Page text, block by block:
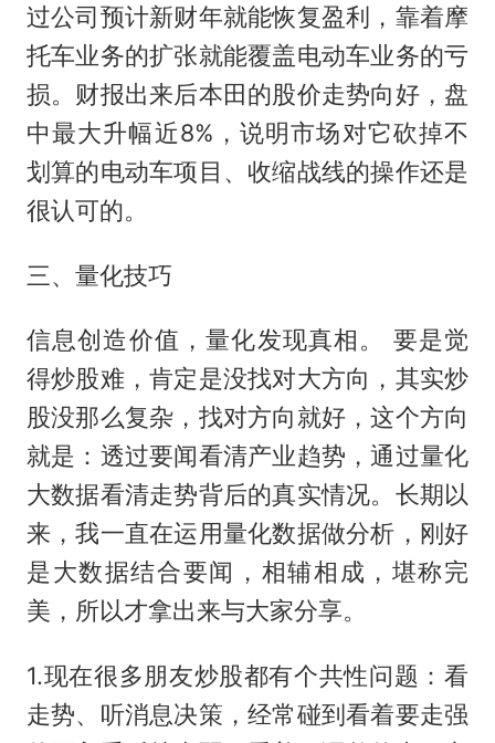
过公司预计新财年就能恢复盈利，靠着摩
托车业务的扩张就能覆盖电动车业务的亏
损。财报出来后本田的股价走势向好，盘
中最大升幅近8%，说明市场对它砍掉不
划算的电动车项目、收缩战线的操作还是
很认可的。
三、量化技巧
信息创造价值，量化发现真相。 要是觉
得炒股难，肯定是没找对大方向，其实炒
股没那么复杂，找对方向就好，这个方向
就是：透过要闻看清产业趋势，通过量化
大数据看清走势背后的真实情况。长期以
来，我一直在运用量化数据做分析，刚好
是大数据结合要闻，相辅相成，堪称完
美，所以才拿出来与大家分享。
1.现在很多朋友炒股都有个共性问题：看
走势、听消息决策，经常碰到看着要走强